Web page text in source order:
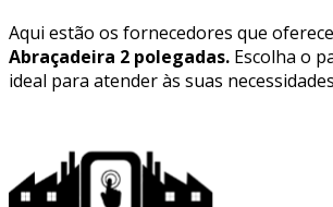
Aqui estão os fornecedores que
Abraçadeira 2 polegadas. Escolha o
ideal para atender às suas necessidades